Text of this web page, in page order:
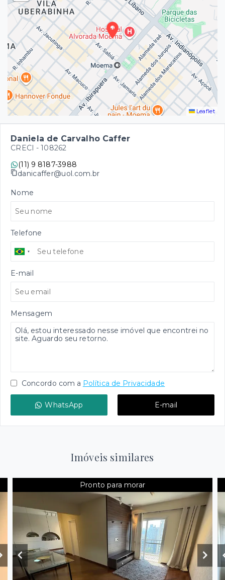
Leaflet
Daniela de Carvalho Caffer
CRECI - 108262
(11) 9 8187-3988
danicaffer@uol.com.br
Nome
Telefone
E-mail
Mensagem
Concordo com a Política de Privacidade
WhatsApp E-mail
Imóveis similares
Pronto para morar